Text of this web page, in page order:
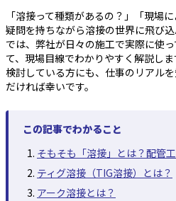
「溶接って種類があるの？」「現場
疑問を持ちながら溶接の世界に飛び
では、弊社が日々の施工で実際に使
て、現場目線でわかりやすく解説し
検討している方にも、仕事のリアル
だければ幸いです。
この記事でわかること
そもそも「溶接」とは？配管
ティグ溶接（TIG溶接）とは？
アーク溶接とは？